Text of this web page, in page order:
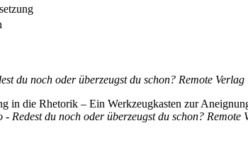
du noch oder überzeugst du schon? Remote Verlag
in die Rhetorik – Ein Werkzeugkasten zur
Redest du noch oder überzeugst du schon? Remote